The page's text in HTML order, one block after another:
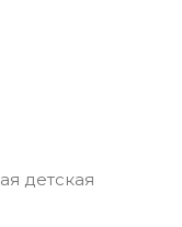
детская